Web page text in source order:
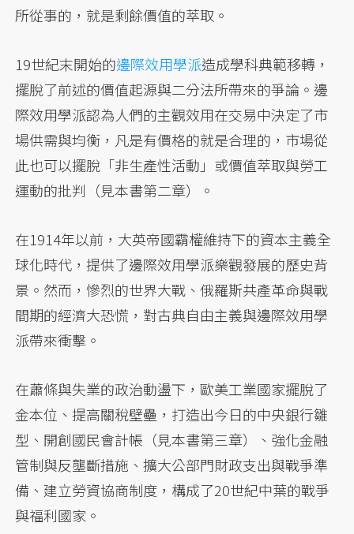
所從事的，就是剩餘價值的萃取。
19世紀末開始的邊際效用學派造成學科典範移轉，
擺脫了前述的價值起源與二分法所帶來的爭論。邊
際效用學派認為人們的主觀效用在交易中決定了市
場供需與均衡，凡是有價格的就是合理的，市場從
此也可以擺脫「非生產性活動」或價值萃取與勞工
運動的批判（見本書第二章）。
在1914年以前，大英帝國霸權維持下的資本主義全
球化時代，提供了邊際效用學派樂觀發展的歷史背
景。然而，慘烈的世界大戰、俄羅斯共產革命與戰
間期的經濟大恐慌，對古典自由主義與邊際效用學
派帶來衝擊。
在蕭條與失業的政治動盪下，歐美工業國家擺脫了
金本位、提高關稅壁壘，打造出今日的中央銀行雛
型、開創國民會計帳（見本書第三章）、強化金融
管制與反壟斷措施、擴大公部門財政支出與戰爭準
備、建立勞資協商制度，構成了20世紀中葉的戰爭
與福利國家。